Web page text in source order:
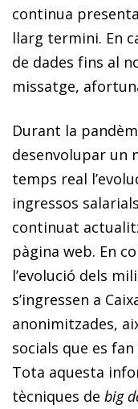
continua
llarg termini. En
de dades fins al
missatge,
Durant la
desenvolupar un
temps real
ingressos
continuat
pàgina web. En
l’evolució dels
s’ingressen a
anonimitzades,
socials que es fan
Tota aquesta
tècniques de big